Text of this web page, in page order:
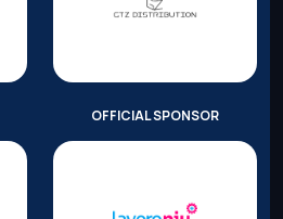
OFFICIAL SPONSOR